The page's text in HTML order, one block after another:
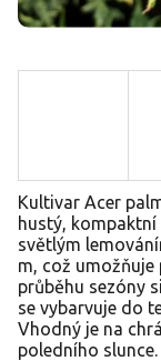
Kultivar Acer
hustý, kompaktní
světlým
m, což
průběhu sezóny
se vybarvuje do
Vhodný je na
poledního slunce.